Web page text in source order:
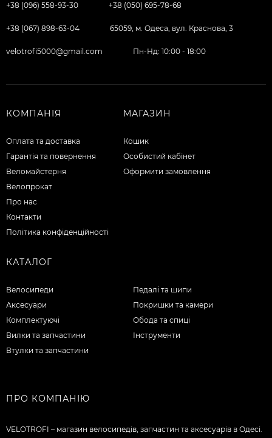
+38 (096) 558-93-30 +38 (050) 695-78-68
+38 (067) 898-63-04 65059, м. Одеса, вул. Краснова, 3
velotrofi5000@gmail.com Пн-Нд: 10:00 - 18:00
КОМПАНІЯ
Оплата та доставка
Гарантія та повернення
Веломайстерня
Велопрокат
Про нас
Контакти
Політика конфіденційності
МАГАЗИН
Кошик
Особистий кабінет
Оформити замовлення
КАТАЛОГ
Велосипеди
Аксесуари
Комплектуючі
Вилки та запчастини
Втулки та запчастини
Педалі та шипи
Покришки та камери
Обода та спиці
Інструменти
ПРО КОМПАНІЮ
VELOTROFI – магазин велосипедів, запчастин та аксесуарів в Одесі.